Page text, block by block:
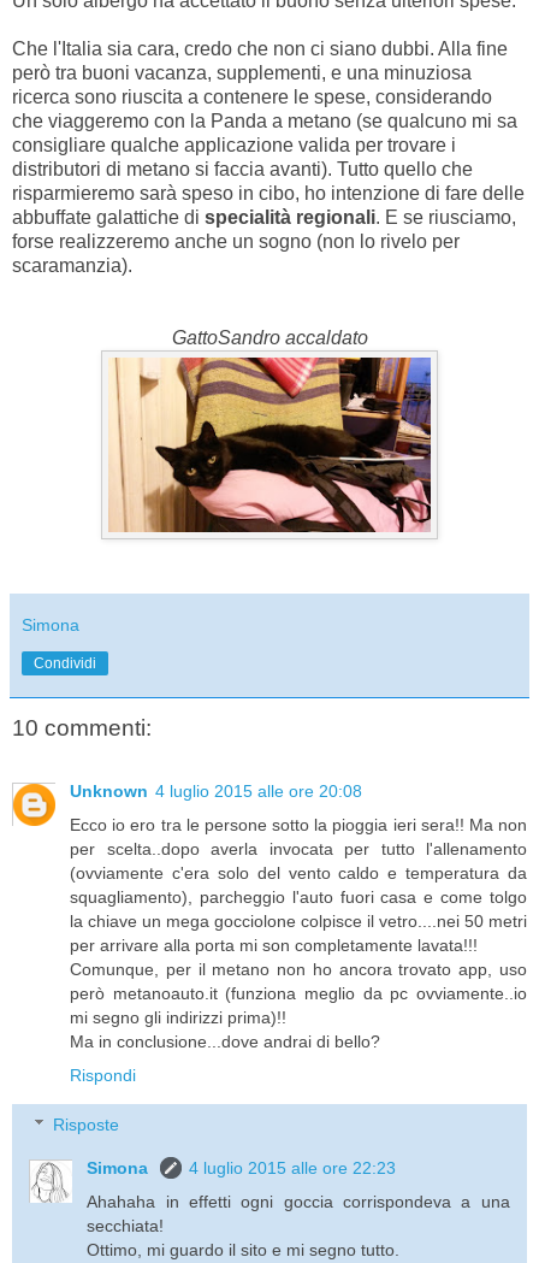
Che l'Italia sia cara, credo che non ci siano dubbi. Alla fine
però tra buoni vacanza, supplementi, e una minuziosa
ricerca sono riuscita a contenere le spese, considerando
che viaggeremo con la Panda a metano (se qualcuno mi sa
consigliare qualche applicazione valida per trovare i
distributori di metano si faccia avanti). Tutto quello che
risparmieremo sarà speso in cibo, ho intenzione di fare delle
abbuffate galattiche di specialità regionali. E se riusciamo,
forse realizzeremo anche un sogno (non lo rivelo per
scaramanzia).
GattoSandro accaldato
Simona
Condividi
10 commenti:
Unknown 4 luglio 2015 alle ore 20:08
Ecco io ero tra le persone sotto la pioggia ieri sera!! Ma non
per scelta..dopo averla invocata per tutto l'allenamento
(ovviamente c'era solo del vento caldo e temperatura da
squagliamento), parcheggio l'auto fuori casa e come tolgo
la chiave un mega gocciolone colpisce il vetro....nei 50 metri
per arrivare alla porta mi son completamente lavata!!!
Comunque, per il metano non ho ancora trovato app, uso
però metanoauto.it (funziona meglio da pc ovviamente..io
mi segno gli indirizzi prima)!!
Ma in conclusione...dove andrai di bello?
Rispondi
Risposte
Simona
4 luglio 2015 alle ore 22:23
Ahahaha in effetti ogni goccia corrispondeva a una
secchiata!
Ottimo, mi guardo il sito e mi segno tutto.